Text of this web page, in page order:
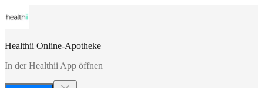
Healthii Online-Apotheke
In der Healthii App öffnen